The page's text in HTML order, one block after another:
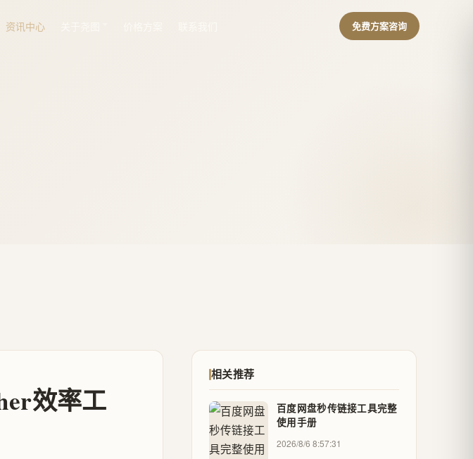
资讯中心 免费方案咨询
效率工
相关推荐
百度网盘秒传链接工具完整
使用手册
2026/8/6 8:57:31